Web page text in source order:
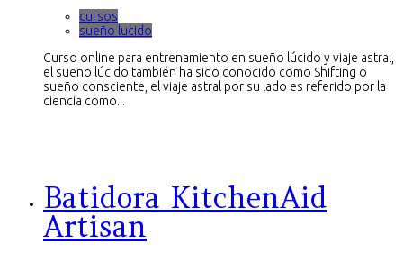
cursos
sueño lucido
Curso online para entrenamiento en sueño lúcido y viaje astral,
el sueño lúcido también ha sido conocido como Shifting o
sueño consciente, el viaje astral por su lado es referido por la
ciencia como...
Batidora KitchenAid
Artisan